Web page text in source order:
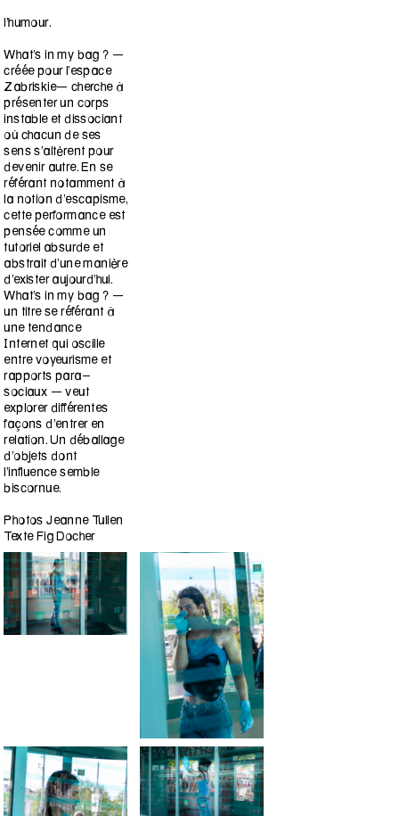
l’humour.
What’s in my bag ? —
créée pour l’espace
Zabriskie— cherche à
présenter un corps
instable et dissociant
où chacun de ses
sens s’altèrent pour
devenir autre. En se
référant notamment à
la notion d’escapisme,
cette performance est
pensée comme un
tutoriel absurde et
abstrait d’une manière
d’exister aujourd’hui.
What’s in my bag ? —
un titre se référant à
une tendance
Internet qui oscille
entre voyeurisme et
rapports para-
sociaux — veut
explorer différentes
façons d’entrer en
relation. Un déballage
d’objets dont
l’influence semble
biscornue.
Photos Jeanne Tullen
Texte Fig Docher